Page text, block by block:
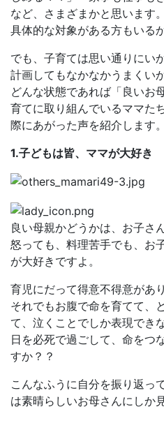
など、さまざまかと思います
具体的な対象がある方もいる
でも、子育ては思い通りにい
計画してもなかなかうまくい
どんな状態であれば「良いお
育てに取り組んでいるママた
際にあがった声を紹介します。
1.子どもは皆、ママが大好き
良い母親かどうかは、お子さ
怒っても、料理苦手でも、お
が大好きですよ。
育児にだって得意不得意があり
それでもお腹で命を育てて、
て、泣くことでしか表現でき
日を必死で過ごして、命をつ
すか？？
こんなふうに自分を振り返っ
は素晴らしいお母さんにしか